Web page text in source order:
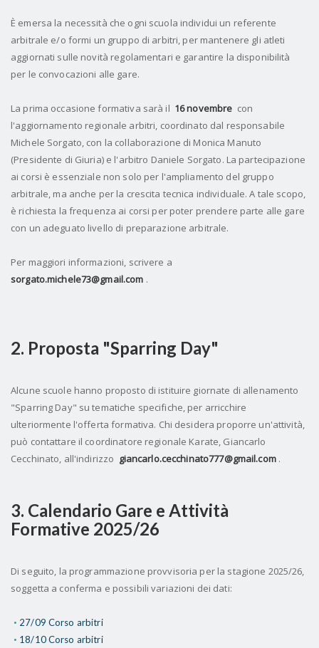
È emersa la necessità che ogni scuola individui un referente
arbitrale e/o formi un gruppo di arbitri, per mantenere gli atleti
aggiornati sulle novità regolamentari e garantire la disponibilità
per le convocazioni alle gare.
La prima occasione formativa sarà il 16 novembre con
l'aggiornamento regionale arbitri, coordinato dal responsabile
Michele Sorgato, con la collaborazione di Monica Manuto
(Presidente di Giuria) e l'arbitro Daniele Sorgato. La partecipazione
ai corsi è essenziale non solo per l'ampliamento del gruppo
arbitrale, ma anche per la crescita tecnica individuale. A tale scopo,
è richiesta la frequenza ai corsi per poter prendere parte alle gare
con un adeguato livello di preparazione arbitrale.
Per maggiori informazioni, scrivere a
sorgato.michele73@gmail.com .
2. Proposta "Sparring Day"
Alcune scuole hanno proposto di istituire giornate di allenamento
"Sparring Day" su tematiche specifiche, per arricchire
ulteriormente l'offerta formativa. Chi desidera proporre un'attività,
può contattare il coordinatore regionale Karate, Giancarlo
Cecchinato, all'indirizzo giancarlo.cecchinato777@gmail.com.
3. Calendario Gare e Attività
Formative 2025/26
Di seguito, la programmazione provvisoria per la stagione 2025/26,
soggetta a conferma e possibili variazioni dei dati:
27/09 Corso arbitri
18/10 Corso arbitri